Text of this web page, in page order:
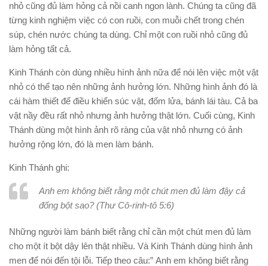
nhỏ cũng đủ làm hỏng cả nồi canh ngon lành. Chúng ta cũng đã
từng kinh nghiệm việc có con ruồi, con muỗi chết trong chén
súp, chén nước chúng ta dùng. Chỉ một con ruồi nhỏ cũng đủ
làm hỏng tất cả.
Kinh Thánh còn dùng nhiều hình ảnh nữa để nói lên việc một vật
nhỏ có thể tạo nên những ảnh hưởng lớn. Những hình ảnh đó là
cái hàm thiết để điều khiển súc vật, đốm lửa, bánh lái tàu. Cả ba
vật nầy đều rất nhỏ nhưng ảnh hưởng thật lớn. Cuối cùng, Kinh
Thánh dùng một hình ảnh rõ ràng của vật nhỏ nhưng có ảnh
hưởng rộng lớn, đó là men làm bánh.
Kinh Thánh ghi:
Anh em không biết rằng một chút men đủ làm đậy cả
đống bột sao? (Thư Cô-rinh-tô 5:6)
Những người làm bánh biết rằng chỉ cần một chút men đủ làm
cho một ít bột dậy lên thật nhiều. Và Kinh Thánh dùng hình ảnh
men để nói đến tội lỗi. Tiếp theo câu:” Anh em không biết rằng